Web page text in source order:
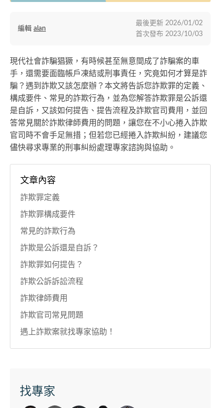
現代社會詐騙猖獗，有時候甚至無意間成了詐騙案的車
手，還需要面臨帳戶凍結或刑事責任，究竟如何才算是詐
騙？遇到詐欺又該怎麼辦？本文將告訴您詐欺罪的定義、
構成要件、常見的詐欺行為，並為您解答詐欺罪是公訴還
是自訴，又該如何提告、提告流程及詐欺官司費用，並回
答常見關於詐欺律師費用的問題，讓您在不小心捲入詐欺
官司時不會手足無措；但若您已經捲入詐欺糾紛，建議您
儘快尋求專業的刑事糾紛處理專家諮詢與協助。
編輯 alan
最後更新 2026/01/02
首次發布 2023/10/03
文章內容
詐欺罪定義
詐欺罪構成要件
常見的詐欺行為
詐欺是公訴還是自訴？
詐欺罪如何提告？
詐欺公訴訴訟流程
詐欺律師費用
詐欺官司常見問題
遇上詐欺案就找專家協助！
找專家